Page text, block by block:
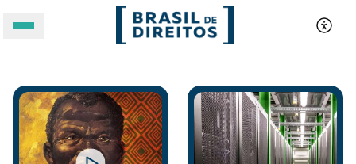
ASSUNTOS
FORMATOS